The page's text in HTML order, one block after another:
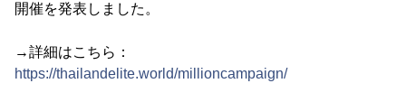
開催を発表しました。
→詳細はこちら：
https://thailandelite.world/millioncampaign/